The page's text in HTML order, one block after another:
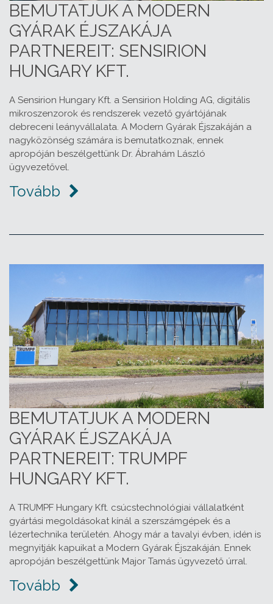
BEMUTATJUK A MODERN
GYÁRAK ÉJSZAKÁJA
PARTNEREIT: SENSIRION
HUNGARY KFT.
A Sensirion Hungary Kft. a Sensirion Holding AG, digitális
mikroszenzorok és rendszerek vezető gyártójának
debreceni leányvállalata. A Modern Gyárak Éjszakáján a
nagyközönség számára is bemutatkoznak, ennek
apropóján beszélgettünk Dr. Ábrahám László
ügyvezetővel.
Tovább
BEMUTATJUK A MODERN
GYÁRAK ÉJSZAKÁJA
PARTNEREIT: TRUMPF
HUNGARY KFT.
A TRUMPF Hungary Kft. csúcstechnológiai vállalatként
gyártási megoldásokat kínál a szerszámgépek és a
lézertechnika területén. Ahogy már a tavalyi évben, idén is
megnyitják kapuikat a Modern Gyárak Éjszakáján. Ennek
apropóján beszélgettünk Major Tamás ügyvezető úrral.
Tovább